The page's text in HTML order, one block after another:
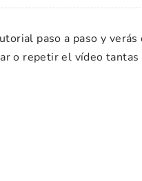
paso a paso y
o repetir el vídeo tantas